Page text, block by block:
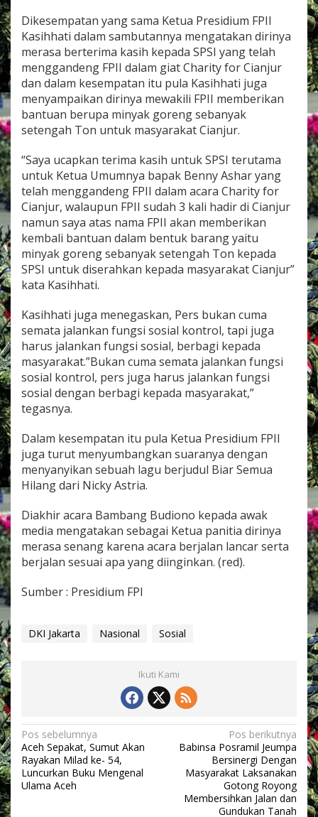
u
r
Dikesempatan yang sama Ketua Presidium FPII
Kasihhati dalam sambutannya mengatakan dirinya
merasa berterima kasih kepada SPSI yang telah
menggandeng FPII dalam giat Charity for Cianjur
dan dalam kesempatan itu pula Kasihhati juga
menyampaikan dirinya mewakili FPII memberikan
bantuan berupa minyak goreng sebanyak
setengah Ton untuk masyarakat Cianjur.
“Saya ucapkan terima kasih untuk SPSI terutama
untuk Ketua Umumnya bapak Benny Ashar yang
telah menggandeng FPII dalam acara Charity for
Cianjur, walaupun FPII sudah 3 kali hadir di Cianjur
namun saya atas nama FPII akan memberikan
kembali bantuan dalam bentuk barang yaitu
minyak goreng sebanyak setengah Ton kepada
SPSI untuk diserahkan kepada masyarakat Cianjur”
kata Kasihhati.
Kasihhati juga menegaskan, Pers bukan cuma
semata jalankan fungsi sosial kontrol, tapi juga
harus jalankan fungsi sosial, berbagi kepada
masyarakat.”Bukan cuma semata jalankan fungsi
sosial kontrol, pers juga harus jalankan fungsi
sosial dengan berbagi kepada masyarakat,”
tegasnya.
Dalam kesempatan itu pula Ketua Presidium FPII
juga turut menyumbangkan suaranya dengan
menyanyikan sebuah lagu berjudul Biar Semua
Hilang dari Nicky Astria.
Diakhir acara Bambang Budiono kepada awak
media mengatakan sebagai Ketua panitia dirinya
merasa senang karena acara berjalan lancar serta
berjalan sesuai apa yang diinginkan. (red).
Sumber : Presidium FPI
DKI Jakarta Nasional Sosial
Ikuti Kami
N
a
v
Pos sebelumnya
Aceh Sepakat, Sumut Akan
Rayakan Milad ke- 54,
Luncurkan Buku Mengenal
Ulama Aceh
Pos berikutnya
Babinsa Posramil Jeumpa
Bersinergi Dengan
Masyarakat Laksanakan
Gotong Royong
Membersihkan Jalan dan
Gundukan Tanah